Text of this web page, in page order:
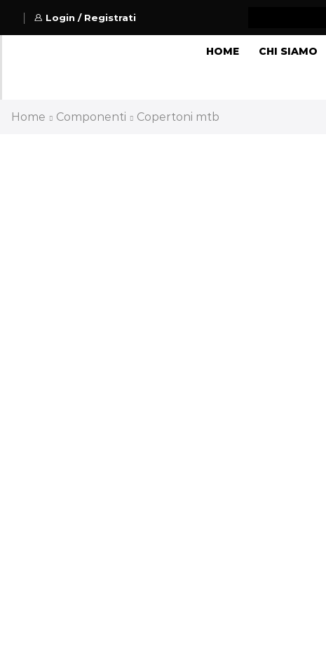
Login / Registrati
HOME CHI SIAMO
Home Componenti Copertoni mtb